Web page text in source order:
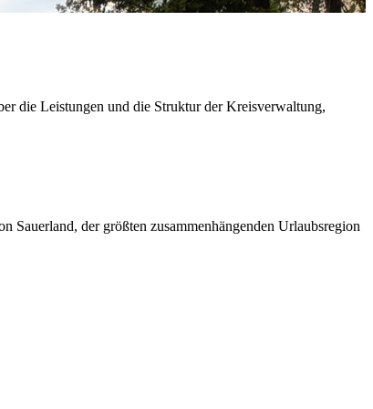
die Leistungen und die Struktur der Kreisverwaltung,
der größten zusammenhängenden Urlaubsregion